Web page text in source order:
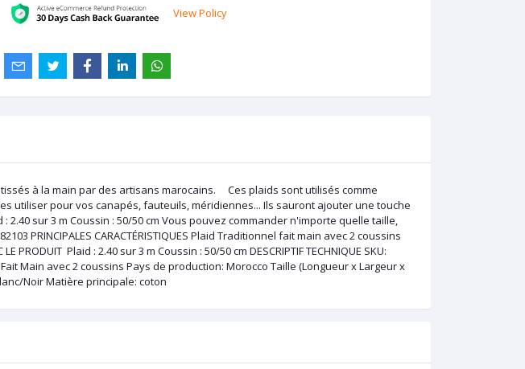
View Policy
à la main par des artisans marocains. Ces plaids sont utilisés comme
utiliser pour vos canapés, fauteuils, méridiennes... Ils sauront ajouter une touche
sur 3 m Coussin : 50/50 cm Vous pouvez commander n'importe quelle taille,
PRINCIPALES CARACTÉRISTIQUES Plaid Traditionnel fait main avec 2 coussins
PRODUIT Plaid : 2.40 sur 3 m Coussin : 50/50 cm DESCRIPTIF TECHNIQUE SKU:
Fait Main avec 2 coussins Pays de production: Morocco Taille (Longueur x Largeur x
Noir Matière principale: coton